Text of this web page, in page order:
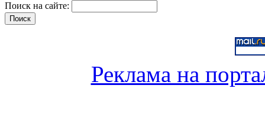
Поиск на сайте:
Реклама на